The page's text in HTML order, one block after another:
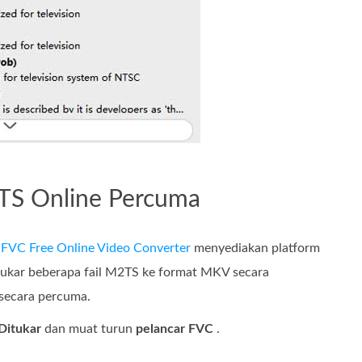
Online Percuma
FVC Free Online Video Converter menyediakan platform
beberapa fail M2TS ke format MKV secara
percuma.
dan muat turun pelancar FVC .